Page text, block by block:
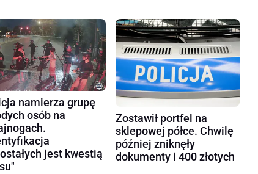
namierza grupę
osób na
jest kwestią
Zostawił portfel na
sklepowej półce. Chwilę
później zniknęły
dokumenty i 400 złotych